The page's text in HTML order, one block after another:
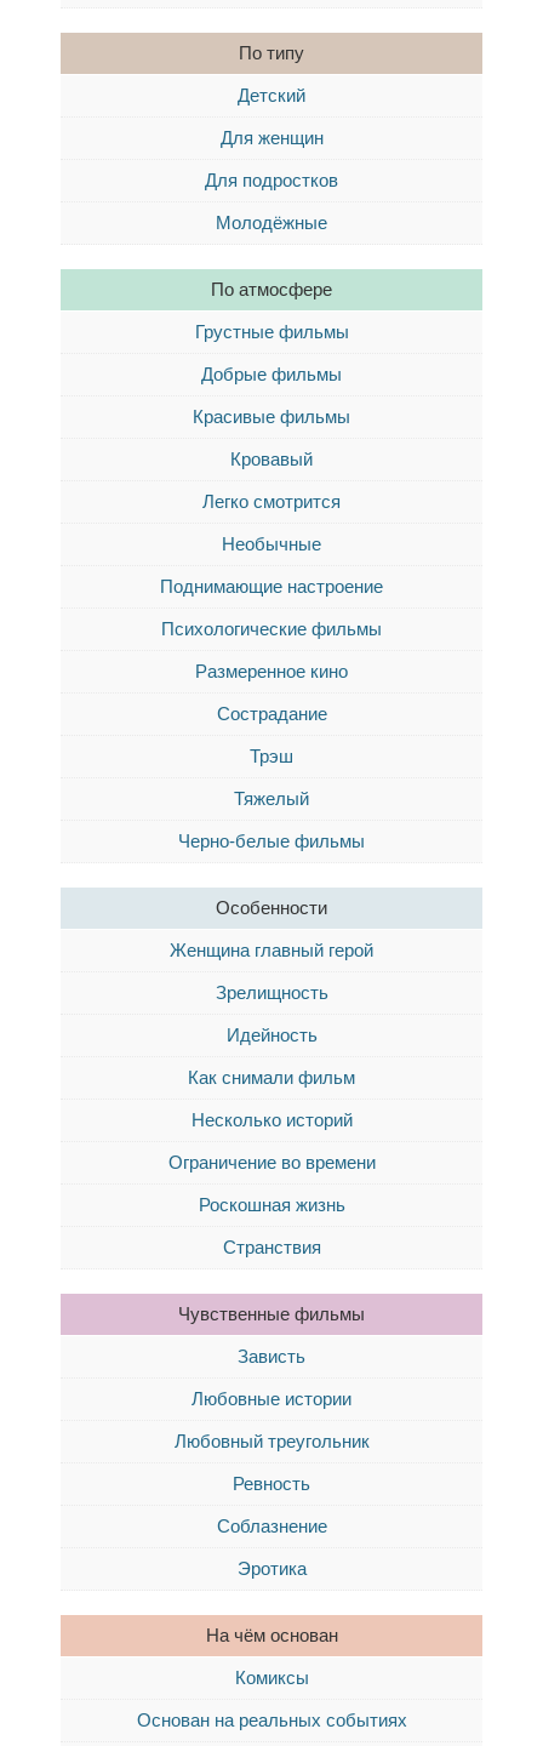
По типу
Детский
Для женщин
Для подростков
Молодёжные
По атмосфере
Грустные фильмы
Добрые фильмы
Красивые фильмы
Кровавый
Легко смотрится
Необычные
Поднимающие настроение
Психологические фильмы
Размеренное кино
Сострадание
Трэш
Тяжелый
Черно-белые фильмы
Особенности
Женщина главный герой
Зрелищность
Идейность
Как снимали фильм
Несколько историй
Ограничение во времени
Роскошная жизнь
Странствия
Чувственные фильмы
Зависть
Любовные истории
Любовный треугольник
Ревность
Соблазнение
Эротика
На чём основан
Комиксы
Основан на реальных событиях